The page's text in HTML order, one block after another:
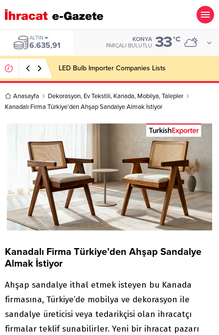
ALTIN
6.635,91
KONYA
PARÇALI BULUTLU 33°C
LED Bulb Importer Companies Lists
Anasayfa Dekorasyon, Ev Tekstili, Kanada, Mobilya,Talepler
Kanadalı Firma Türkiye’den Ahşap Sandalye Almak İstiyor
Kanadalı Firma Türkiye’den Ahşap Sandalye
Almak İstiyor
Ahşap sandalye ithal etmek isteyen bu Kanada
firmasına, Türkiye’de mobilya ve dekorasyon ile
sandalye üreticisi veya tedarikçisi olan ihracatçı
firmalar teklif sunabilirler. Yeni bir ihracat pazarı